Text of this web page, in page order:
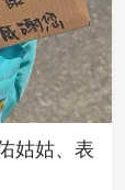
姑姑、表